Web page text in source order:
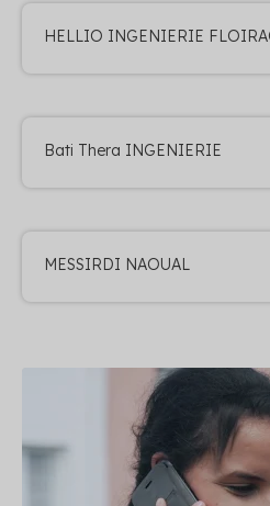
HELLIO INGENIERIE
Bati Thera INGENIERIE
MESSIRDI NAOUAL